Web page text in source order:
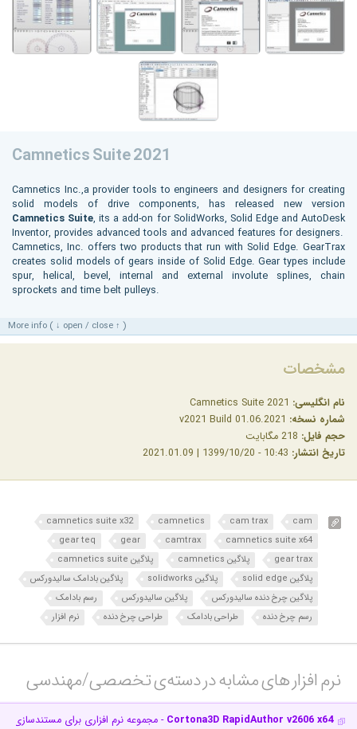
Camnetics Suite 2021
Camnetics Inc.,a provider tools to engineers and designers for creating
solid models of drive components, has released new version
Camnetics Suite, its a add-on for SolidWorks, Solid Edge and AutoDesk
Inventor, provides advanced tools and advanced features for designers.
Camnetics, Inc. offers two products that run with Solid Edge. GearTrax
creates solid models of gears inside of Solid Edge. Gear types include
spur, helical, bevel, internal and external involute splines, chain
sprockets and time belt pulleys.
More info ( ↓ open / close ↑ )
مشخصات
نام انگلیسی:
شماره نسخه:
حجم فایل:
تاریخ انتشار:
cam
cam trax
camnetics
camnetics suite x32
camnetics suite x64
camtrax
gear
gear teq
gear trax
پلاگین camnetics
پلاگین camnetics suite
پلاگین solid edge
پلاگین solidworks
پلاگین بادامک سالیدورکس
پلاگین چرخ دنده سالیدورکس
پلاگین سالیدورکس
رسم بادامک
رسم چرخ دنده
طراحی بادامک طراحی چرخ دنده نرم افزار
نرم افزار های مشابه در دسته‌ی‌ تخصصی/مهندسی‎
Cortona3D RapidAuthor v2606 x64 - مجموعه نرم افزاری برای مستندسازی